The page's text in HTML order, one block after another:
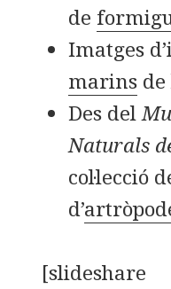
de
Imatges
marins de
Des del
Naturals
col·lecció
d’
[slideshare